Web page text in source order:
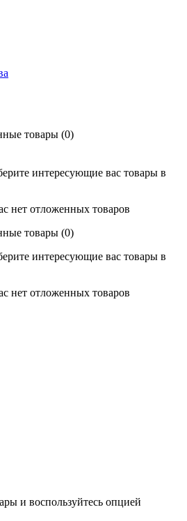
товары (0)
интересующие вас товары в
нет отложенных товаров
товары (0)
интересующие вас товары в
нет отложенных товаров
и воспользуйтесь опцией